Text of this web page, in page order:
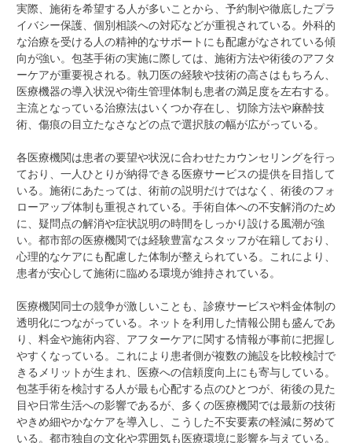
実際、施術を希望する人が多いことから、予約制や徹底したプラ
イバシー保護、個別相談への対応などが重視されている。外科的
な治療を受ける人の精神的なサポートにも配慮がなされている傾
向が強い。包茎手術の実施に際しては、施術方法や術後のアフタ
ーケアが重要視される。執刀医の経験や技術の高さはもちろん、
医療機器の導入状況や衛生管理体制も患者の満足度を左右する。
主流となっている治療法はいくつか存在し、切除方法や麻酔技
術、傷痕の目立たなさなどの点で選択肢の幅が広がっている。
各医療機関は患者の要望や状況に合わせたカウンセリングを行っ
ており、一人ひとりが納得できる医療サービスの提供を目指して
いる。施術にあたっては、術前の説明だけではなく、術後のフォ
ローアップ体制も重視されている。手術自体への不安解消のため
に、疑問点の解消や症状説明の時間をしっかり設ける風潮が強
い。都市部の医療機関では経験豊富なスタッフが在籍しており、
心理的なケアにも配慮した体制が整えられている。これにより、
患者が安心して施術に臨める環境が維持されている。
医療機関同士の競争が激しいことも、診療サービスや料金体制の
透明化につながっている。ネットを利用した情報公開も盛んであ
り、料金や施術内容、アフターケアに関する情報が事前に把握し
やすくなっている。これにより患者側が複数の施設を比較検討で
きるメリットが生まれ、医療への信頼度向上にも寄与している。
包茎手術を検討する人が最も心配する点のひとつが、術後の見た
目や日常生活への影響であるが、多くの医療機関では最新の技術
やきめ細やかなケアを導入し、こうした不安要素の軽減に努めて
いる。都市独自の文化や雰囲気も医療環境に影響を与えている。